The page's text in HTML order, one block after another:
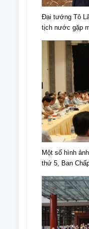
Đại tướng Tô
tịch nước gặp
Ngày NCT Việt
Một số hình
thứ 5, Ban